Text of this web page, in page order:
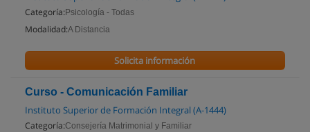
Categoría: Psicología - Todas
Modalidad:A Distancia
Solicita información
Curso - Comunicación Familiar
Instituto Superior de Formación Integral (A-1444)
Categoría:Consejería Matrimonial y Familiar